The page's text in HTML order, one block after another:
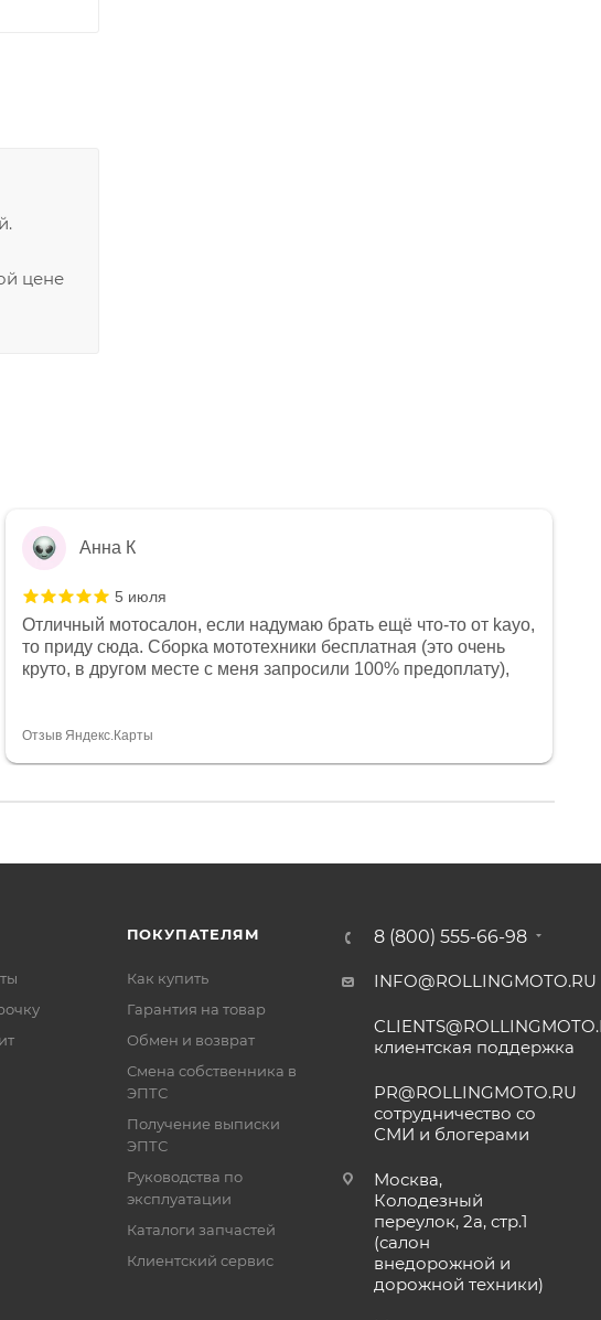
цене
Анна К
5 июля
Отличный мотосалон, если надумаю брать ещё что-то от kayo,
то приду сюда. Сборка мототехники бесплатная (это очень
круто, в другом месте с меня запросили 100% предоплату),
спасибо отдельное, всегда на связи, очень детально всё
Отзыв Яндекс.Карты
ПОКУПАТЕЛЯМ
Как купить
Гарантия на товар
Обмен и возврат
Смена собственника в
ЭПТС
Получение выписки
ЭПТС
Руководства по
эксплуатации
Каталоги запчастей
Клиентский сервис
8 (800) 555-66-98
INFO@ROLLINGMOTO.RU
клиентская поддержка
PR@ROLLINGMOTO.RU
сотрудничество со
СМИ и блогерами
Москва,
Колодезный
переулок, 2а, стр.1
(салон
внедорожной и
дорожной техники)